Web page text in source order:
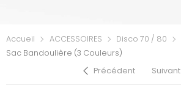
Accueil ACCESSOIRES
Disco 70 / 80
Sac Bandoulière (3 Couleurs)
Précédent
Suivant